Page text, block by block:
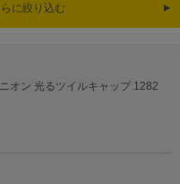
に絞り込む
オン 光るツイルキャップ 1282